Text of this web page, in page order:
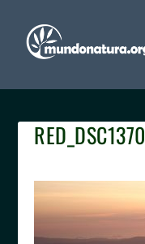
RED_DSC1370